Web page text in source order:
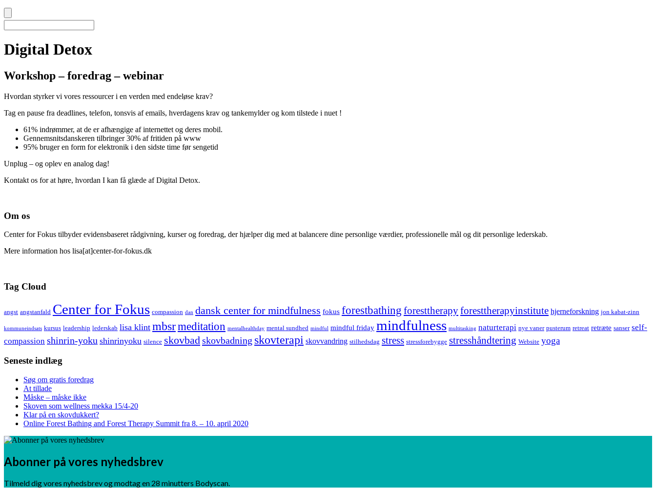
Digital Detox
Workshop – foredrag – webinar
Hvordan styrker vi vores ressourcer i en verden med endeløse krav?
Tag en pause fra deadlines, telefon, tonsvis af emails, hverdagens krav og tankemylder og kom tilstede i nuet !
61% indrømmer, at de er afhængige af internettet og deres mobil.
Gennemsnitsdanskeren tilbringer 30% af fritiden på www
95% bruger en form for elektronik i den sidste time før sengetid
Unplug – og oplev en analog dag!
Kontakt os for at høre, hvordan I kan få glæde af Digital Detox.
Om os
Center for Fokus tilbyder evidensbaseret rådgivning, kurser og foredrag, der hjælper dig med at balancere dine personlige værdier, professionelle mål og dit personlige lederskab.
Mere information hos lisa[at]center-for-fokus.dk
Tag Cloud
angst angstanfald Center for Fokus compassion dan dansk center for mindfulness fokus forestbathing foresttherapyforesttherapyinstitute hjerneforskning jon kabat-zinn
kommuneindsats kursus leadership lederskab lisa klint mbsrmeditation mentalhealthday mental sundhed mindful mindful friday mindfulness multitasking naturterapi nye vaner pusterum retreat retræte sanser self-
compassion shinrin-yoku shinrinyoku silence skovbad skovbadning skovterapi skovvandring stilhedsdag stress stressforebygge stresshåndtering Website yoga
Seneste indlæg
Søg om gratis foredrag
At tillade
Måske – måske ikke
Skoven som wellness mekka 15/4-20
Klar på en skovdukkert?
Online Forest Bathing and Forest Therapy Summit fra 8. – 10. april 2020
Abonner på vores nyhedsbrev
Tilmeld dig vores nyhedsbrev og modtag en 28 minutters Bodyscan.